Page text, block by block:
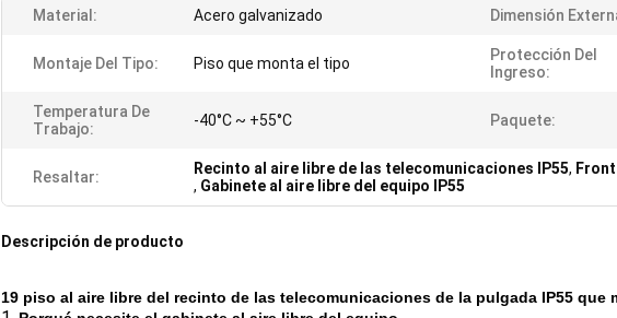
Material: Acero galvanizado Dimensión
Montaje Del Tipo: Piso que monta el tipo
Protección Del
Ingreso:
Temperatura De
Trabajo:
-40°C ~ +55°C Paquete:
Resaltar: Recinto al aire libre de las telecomunicaciones IP55,
, Gabinete al aire libre del equipo IP55
Descripción de producto
19 piso al aire libre del recinto de las telecomunicaciones de la pulgada IP55 que